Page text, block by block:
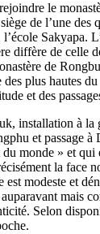
le
de l’une des
Sakyapa.
diffère de celle
de
des plus hautes
et des
installation à la
et passage
monde » et
la face
modeste et
mais
Selon